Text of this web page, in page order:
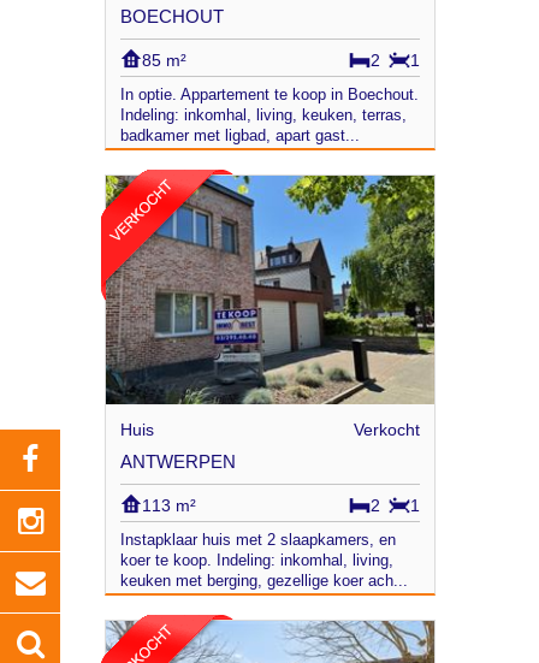
BOECHOUT
85 m² 1
2
In optie. Appartement te koop in Boechout.
Indeling: inkomhal, living, keuken, terras,
badkamer met ligbad, apart gast...
Huis Verkocht
ANTWERPEN
113 m² 1
2
Instapklaar huis met 2 slaapkamers, en
koer te koop. Indeling: inkomhal, living,
keuken met berging, gezellige koer ach...